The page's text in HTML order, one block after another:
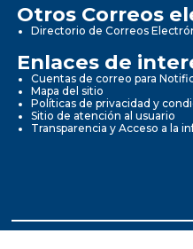
Otros Correos
Directorio de Correos
Enlaces de
Cuentas de correo para
Mapa del sitio
Políticas de privacidad y
Sitio de atención al usuario
Transparencia y Acceso a la